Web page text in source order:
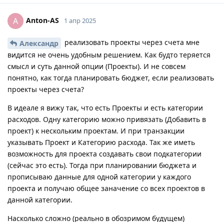
A Anton-AS 1 апр 2025
Александр
реализовать проекты через счета мне
видится не очень удобным решением. Как будто теряется
смысл и суть данной опции (Проекты). И не совсем
понятно, как тогда планировать бюджет, если реализовать
проекты через счета?
В идеале я вижу так, что есть Проекты и есть категории
расходов. Одну категорию можно привязать (Добавить в
проект) к нескольким проектам. И при транзакции
указывать Проект и Категорию расхода. Так же иметь
возможность для проекта создавать свои подкатегории
(сейчас это есть). Тогда при планировании бюджета и
прописываю данные для одной категории у каждого
проекта и получаю общее заначение со всех проектов в
данной категории.
Насколько сложно (реально в обозримом будущем)